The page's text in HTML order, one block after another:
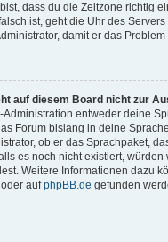
dass du die Zeitzone richtig
ist, geht die Uhr des
damit er das
auf diesem Board nicht zur
Administration entweder deine
Forum bislang in deine
ob er das Sprachpaket,
es noch nicht existiert, würden
Weitere Informationen dazu
oder aufphpBB.de gefunden